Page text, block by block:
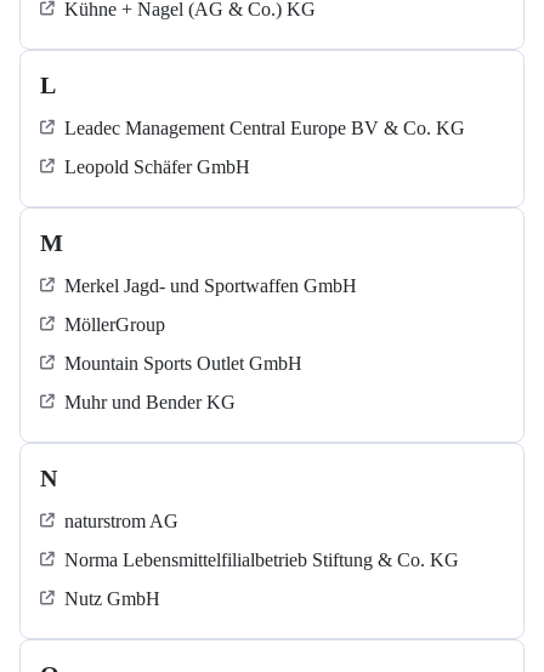
Kühne + Nagel (AG & Co.) KG
L
Leadec Management Central Europe BV & Co. KG
Leopold Schäfer GmbH
M
Merkel Jagd- und Sportwaffen GmbH
MöllerGroup
Mountain Sports Outlet GmbH
Muhr und Bender KG
N
naturstrom AG
Norma Lebensmittelfilialbetrieb Stiftung & Co. KG
Nutz GmbH